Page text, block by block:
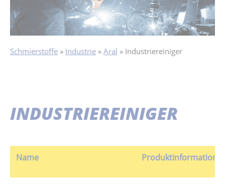
Schmierstoffe Industrie Aral Industriereiniger
INDUSTRIEREINIGER
Name Produktinformation